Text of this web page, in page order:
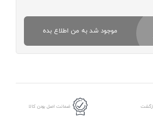
موجود شد به من اطلاع بده
ضمانت اصل بودن کالا